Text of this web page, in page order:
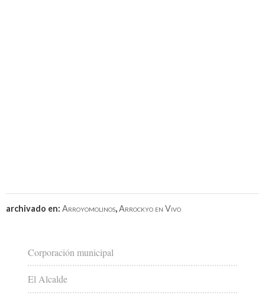
archivado en: Arroyomolinos,Arrockyo en Vivo
Corporación municipal
El Alcalde